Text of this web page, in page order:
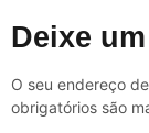
Deixe
O seu endereço
obrigatórios são